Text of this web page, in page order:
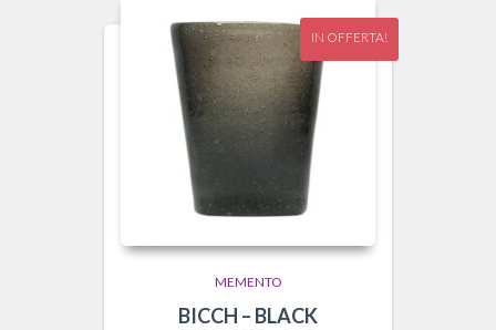
IN OFFERTA!
MEMENTO
BICCH – BLACK